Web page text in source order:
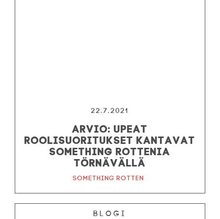
22.7.2021
ARVIO: Upeat
roolisuoritukset kantavat
Something Rottenia
Törnävällä
Something Rotten
Blogi